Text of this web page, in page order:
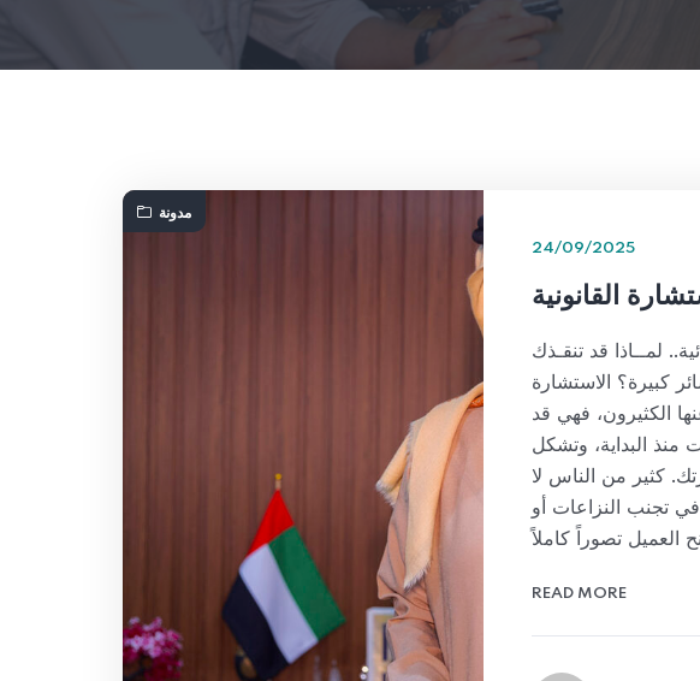
مدونة
24/09/2025
القانونية
لمــاذا قد تنقـذك
كبيرة؟ الاستشارة
الكثيرون، فهي قد
البداية، وتشكل
كثير من الناس لا
تجنب النزاعات أو
READ MORE